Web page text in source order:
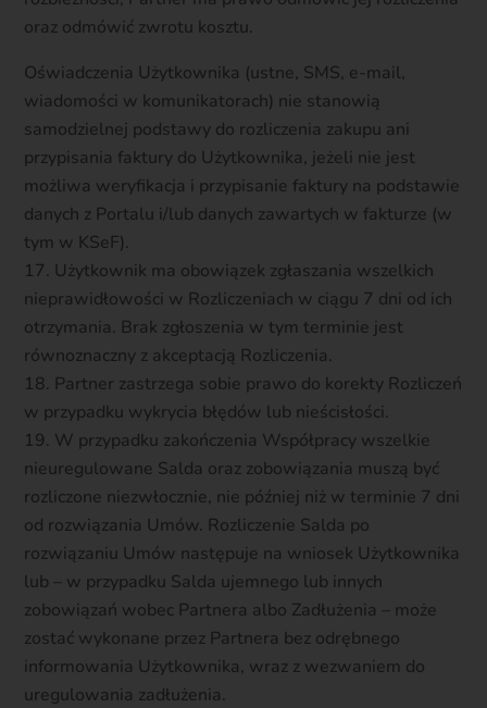
oraz odmówić zwrotu kosztu.
Oświadczenia Użytkownika (ustne, SMS, e-mail,
wiadomości w komunikatorach) nie stanowią
samodzielnej podstawy do rozliczenia zakupu ani
przypisania faktury do Użytkownika, jeżeli nie jest
możliwa weryfikacja i przypisanie faktury na podstawie
danych z Portalu i/lub danych zawartych w fakturze (w
tym w KSeF).
Użytkownik ma obowiązek zgłaszania wszelkich
nieprawidłowości w Rozliczeniach w ciągu 7 dni od ich
otrzymania. Brak zgłoszenia w tym terminie jest
równoznaczny z akceptacją Rozliczenia.
Partner zastrzega sobie prawo do korekty Rozliczeń
w przypadku wykrycia błędów lub nieścisłości.
W przypadku zakończenia Współpracy wszelkie
nieuregulowane Salda oraz zobowiązania muszą być
rozliczone niezwłocznie, nie później niż w terminie 7 dni
od rozwiązania Umów. Rozliczenie Salda po
rozwiązaniu Umów następuje na wniosek Użytkownika
lub – w przypadku Salda ujemnego lub innych
zobowiązań wobec Partnera albo Zadłużenia – może
zostać wykonane przez Partnera bez odrębnego
informowania Użytkownika, wraz z wezwaniem do
uregulowania zadłużenia.